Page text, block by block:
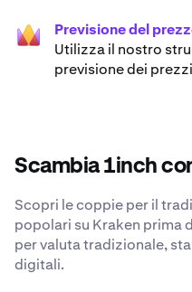
Previsione del
Utilizza il nostro
previsione dei
Scambia 1inch
Scopri le coppie per il
popolari su Kraken prima
per valuta tradizionale,
digitali.